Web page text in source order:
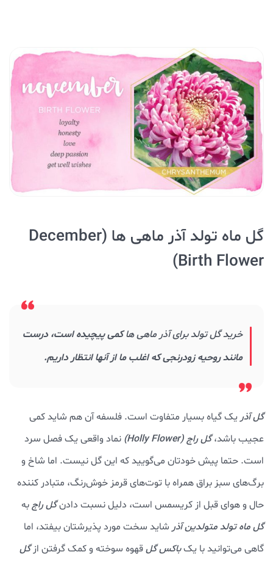
گل ماه تولد آذر ماهی ها (December
Birth Flower)
خرید گل تولد برای آذر ماهی هاکمی پیچیده است، درست
مانند روحیه زودرنجی که اغلب ما از آنها انتظار داریم.
گل آذر یک گیاه بسیار متفاوت است. فلسفه آن هم شاید کمی
عجیب باشد،گل راج (Holly Flower)
نماد واقعی یک فصل سرد
است. حتما پیش خودتان می‌گویید که این گل نیست. اما شاخ و
برگ‌های سبز براق همراه با توت‌های قرمز خوش‌رنگ، متبادر کننده
حال و هوای قبل از کریسمس است، دلیل نسبت دادنگل راجبه
گل ماه تولد متولدین آذر شاید سخت مورد پذیرشتان بیفتد، اما
گاهی می‌توانید با یکباکس گلقهوه سوخته و کمک گرفتن ازگل